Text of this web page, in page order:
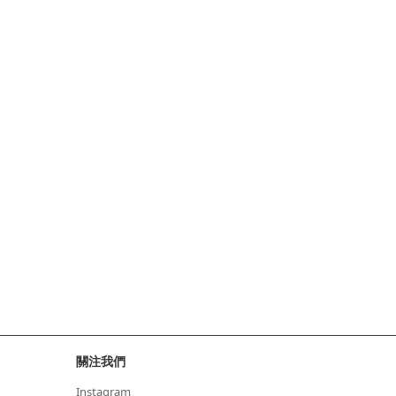
關注我們
Instagram